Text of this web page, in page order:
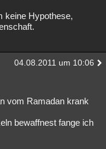
keine Hypothese,
04.08.2011 um 10:06
vom Ramadan krank
bewaffnest fange ich